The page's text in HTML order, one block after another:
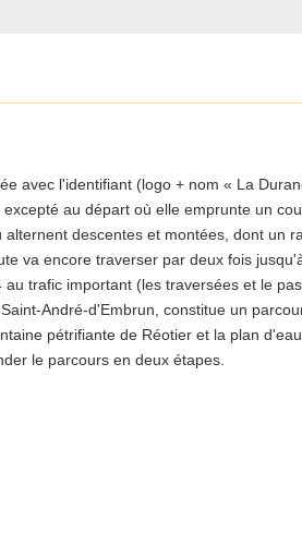
avec l'identifiant (logo + nom « La
au départ où elle emprunte un
descentes et montées, dont un
va encore traverser par deux fois
trafic important (les traversées et le
André-d'Embrun, constitue un
pétrifiante de Réotier et la plan d'eau
le parcours en deux étapes.